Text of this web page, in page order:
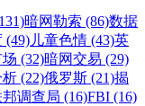
暗网勒索 (86)数据
(49) 儿童色情 (43)英
(32)暗网交易 (29)
(22)俄罗斯 (21)揭
调查局 (16)FBI (16)